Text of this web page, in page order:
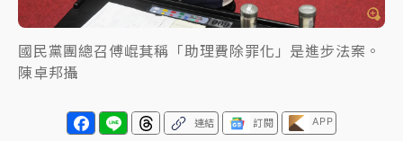
國民黨團總召傅崐萁稱「助理費除罪化」是進步法案。
陳卓邦攝
連結 訂閱 APP